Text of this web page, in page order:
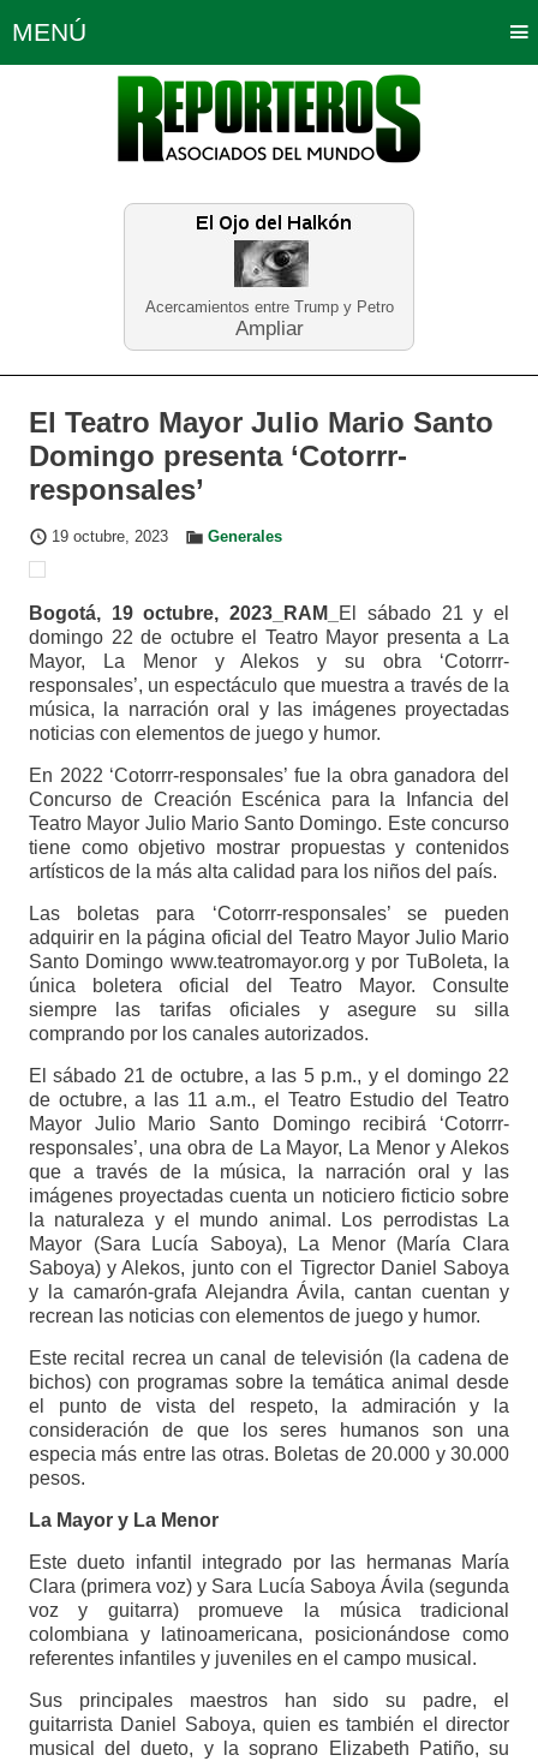
Acercamientos entre Trump y Petro
Ampliar
MENÚ
Política Opinión Bogotá
Planeta Tierra Deportes
Educación Neira
El Teatro Mayor Julio Mario Santo
Domingo presenta ‘Cotorrr-
responsales’
19 octubre, 2023 Generales
Bogotá, 19 octubre, 2023_RAM_
El sábado 21 y el
domingo 22 de octubre el Teatro Mayor presenta a La
Mayor, La Menor y Alekos y su obra ‘Cotorrr-
responsales’, un espectáculo que muestra a través de la
música, la narración oral y las imágenes proyectadas
noticias con elementos de juego y humor.
En 2022 ‘Cotorrr-responsales’ fue la obra ganadora del
Concurso de Creación Escénica para la Infancia del
Teatro Mayor Julio Mario Santo Domingo. Este concurso
tiene como objetivo mostrar propuestas y contenidos
artísticos de la más alta calidad para los niños del país.
Las boletas para ‘Cotorrr-responsales’ se pueden
adquirir en la página oficial del Teatro Mayor Julio Mario
Santo Domingo www.teatromayor.org y por TuBoleta, la
única boletera oficial del Teatro Mayor. Consulte
siempre las tarifas oficiales y asegure su silla
comprando por los canales autorizados.
El sábado 21 de octubre, a las 5 p.m., y el domingo 22
de octubre, a las 11 a.m., el Teatro Estudio del Teatro
Mayor Julio Mario Santo Domingo recibirá ‘Cotorrr-
responsales’, una obra de La Mayor, La Menor y Alekos
que a través de la música, la narración oral y las
imágenes proyectadas cuenta un noticiero ficticio sobre
la naturaleza y el mundo animal. Los perrodistas La
Mayor (Sara Lucía Saboya), La Menor (María Clara
Saboya) y Alekos, junto con el Tigrector Daniel Saboya
y la camarón-grafa Alejandra Ávila, cantan cuentan y
recrean las noticias con elementos de juego y humor.
Este recital recrea un canal de televisión (la cadena de
bichos) con programas sobre la temática animal desde
el punto de vista del respeto, la admiración y la
consideración de que los seres humanos son una
especia más entre las otras. Boletas de 20.000 y 30.000
pesos.
La Mayor y La Menor
Este dueto infantil integrado por las hermanas María
Clara (primera voz) y Sara Lucía Saboya Ávila (segunda
voz y guitarra) promueve la música tradicional
colombiana y latinoamericana, posicionándose como
referentes infantiles y juveniles en el campo musical.
Sus principales maestros han sido su padre, el
guitarrista Daniel Saboya, quien es también el director
musical del dueto, y la soprano Elizabeth Patiño, su